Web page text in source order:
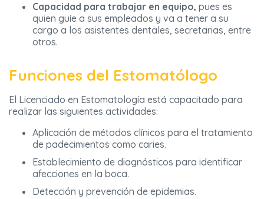
Capacidad para trabajar en equipo, pues es
quien guíe a sus empleados y va a tener a su
cargo a los asistentes dentales, secretarias, entre
otros.
Funciones del Estomatólogo
El Licenciado en Estomatología está capacitado para
realizar las siguientes actividades:
Aplicación de métodos clínicos para el tratamiento
de padecimientos como caries.
Establecimiento de diagnósticos para identificar
afecciones en la boca.
Detección y prevención de epidemias.